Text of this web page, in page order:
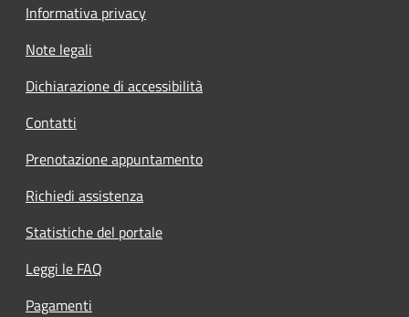
Informativa privacy
Note legali
Dichiarazione di accessibilità
Contatti
Prenotazione appuntamento
Richiedi assistenza
Statistiche del portale
Leggi le FAQ
Pagamenti